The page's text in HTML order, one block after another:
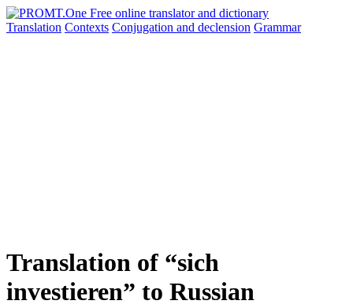
Translation Contexts Conjugation and declension Grammar
Translation of “sich
investieren” to Russian